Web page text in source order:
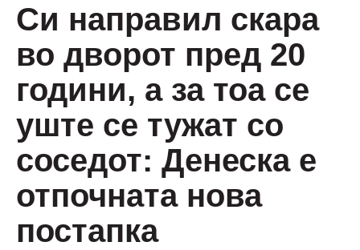
Си направил скара
во дворот пред 20
години, а за тоа се
уште се тужат со
соседот: Денеска е
отпочната нова
постапка